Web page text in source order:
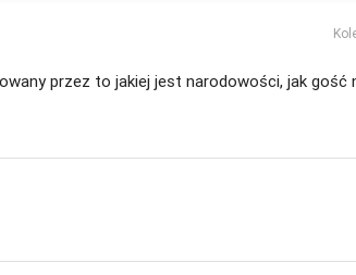
przez to jakiej jest narodowości, jak